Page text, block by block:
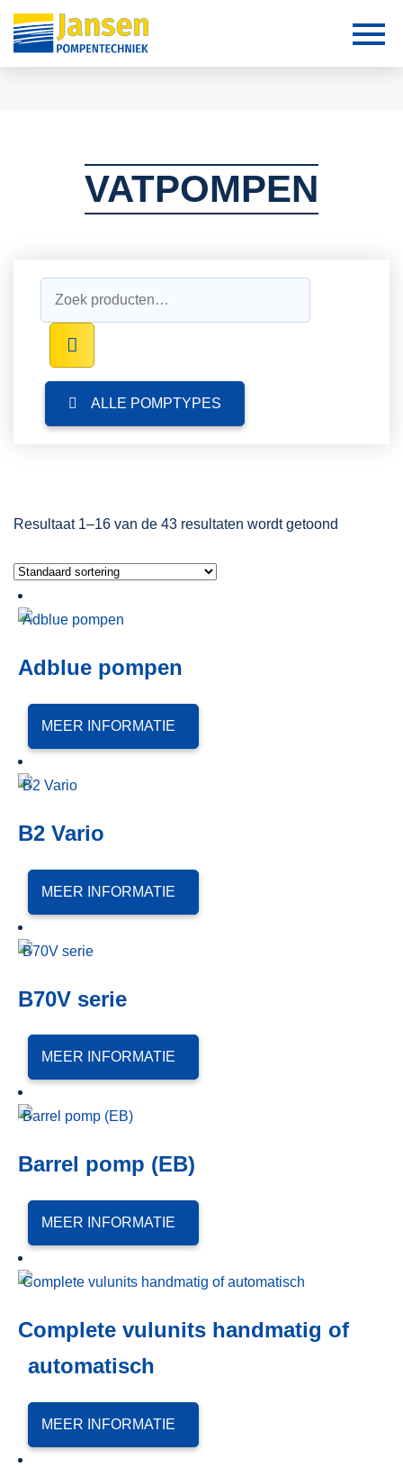
VATPOMPEN
ALLE POMPTYPES
Resultaat 1–16 van de 43 resultaten wordt getoond
Adblue pompen
MEER INFORMATIE
B2 Vario
MEER INFORMATIE
B70V serie
MEER INFORMATIE
Barrel pomp (EB)
MEER INFORMATIE
Complete vulunits handmatig of
automatisch
MEER INFORMATIE